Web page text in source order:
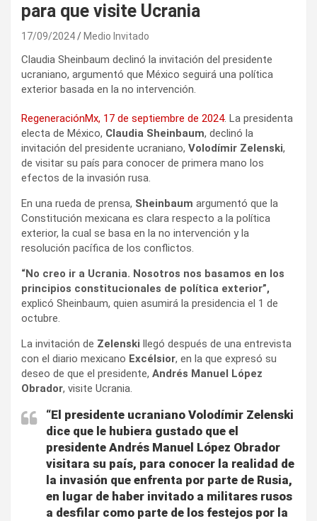
para que visite Ucrania
17/09/2024 Medio Invitado
Claudia Sheinbaum declinó la invitación del presidente
ucraniano, argumentó que México seguirá una política
exterior basada en la no intervención.
RegeneraciónMx, 17 de septiembre de 2024. La presidenta
electa de México, Claudia Sheinbaum, declinó la
invitación del presidente ucraniano, Volodímir Zelenski,
de visitar su país para conocer de primera mano los
efectos de la invasión rusa.
En una rueda de prensa, Sheinbaum argumentó que la
Constitución mexicana es clara respecto a la política
exterior, la cual se basa en la no intervención y la
resolución pacífica de los conflictos.
“No creo ir a Ucrania. Nosotros nos basamos en los
principios constitucionales de política exterior”,
explicó Sheinbaum, quien asumirá la presidencia el 1 de
octubre.
La invitación de Zelenski llegó después de una entrevista
con el diario mexicano Excélsior, en la que expresó su
deseo de que el presidente, Andrés Manuel López
Obrador, visite Ucrania.
“El presidente ucraniano Volodímir Zelenski
dice que le hubiera gustado que el
presidente Andrés Manuel López Obrador
visitara su país, para conocer la realidad de
la invasión que enfrenta por parte de Rusia,
en lugar de haber invitado a militares rusos
a desfilar como parte de los festejos por la